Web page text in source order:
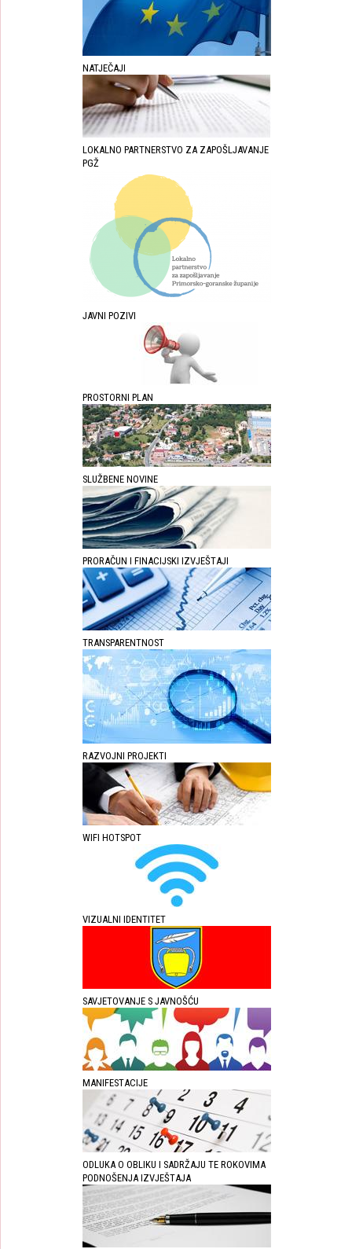
NATJEČAJI
LOKALNO PARTNERSTVO ZA ZAPOŠLJAVANJE
PGŽ
JAVNI POZIVI
PROSTORNI PLAN
SLUŽBENE NOVINE
PRORAČUN I FINACIJSKI IZVJEŠTAJI
TRANSPARENTNOST
RAZVOJNI PROJEKTI
WIFI HOTSPOT
VIZUALNI IDENTITET
SAVJETOVANJE S JAVNOŠĆU
MANIFESTACIJE
ODLUKA O OBLIKU I SADRŽAJU TE ROKOVIMA
PODNOŠENJA IZVJEŠTAJA